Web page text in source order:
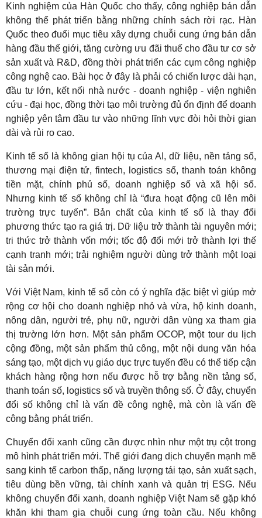
Kinh nghiệm của Hàn Quốc cho thấy, công nghiệp bán dẫn
không thể phát triển bằng những chính sách rời rạc. Hàn
Quốc theo đuổi mục tiêu xây dựng chuỗi cung ứng bán dẫn
hàng đầu thế giới, tăng cường ưu đãi thuế cho đầu tư cơ sở
sản xuất và R&D, đồng thời phát triển các cụm công nghiệp
công nghệ cao. Bài học ở đây là phải có chiến lược dài hạn,
đầu tư lớn, kết nối nhà nước - doanh nghiệp - viện nghiên
cứu - đại học, đồng thời tạo môi trường đủ ổn định để doanh
nghiệp yên tâm đầu tư vào những lĩnh vực đòi hỏi thời gian
dài và rủi ro cao.
Kinh tế số là không gian hội tụ của AI, dữ liệu, nền tảng số,
thương mại điện tử, fintech, logistics số, thanh toán không
tiền mặt, chính phủ số, doanh nghiệp số và xã hội số.
Nhưng kinh tế số không chỉ là “đưa hoạt động cũ lên môi
trường trực tuyến”. Bản chất của kinh tế số là thay đổi
phương thức tạo ra giá trị. Dữ liệu trở thành tài nguyên mới;
tri thức trở thành vốn mới; tốc độ đổi mới trở thành lợi thế
cạnh tranh mới; trải nghiệm người dùng trở thành một loại
tài sản mới.
Với Việt Nam, kinh tế số còn có ý nghĩa đặc biệt vì giúp mở
rộng cơ hội cho doanh nghiệp nhỏ và vừa, hộ kinh doanh,
nông dân, người trẻ, phụ nữ, người dân vùng xa tham gia
thị trường lớn hơn. Một sản phẩm OCOP, một tour du lịch
cộng đồng, một sản phẩm thủ công, một nội dung văn hóa
sáng tạo, một dịch vụ giáo dục trực tuyến đều có thể tiếp cận
khách hàng rộng hơn nếu được hỗ trợ bằng nền tảng số,
thanh toán số, logistics số và truyền thông số. Ở đây, chuyển
đổi số không chỉ là vấn đề công nghệ, mà còn là vấn đề
công bằng phát triển.
Chuyển đổi xanh cũng cần được nhìn như một trụ cột trong
mô hình phát triển mới. Thế giới đang dịch chuyển mạnh mẽ
sang kinh tế carbon thấp, năng lượng tái tạo, sản xuất sạch,
tiêu dùng bền vững, tài chính xanh và quản trị ESG. Nếu
không chuyển đổi xanh, doanh nghiệp Việt Nam sẽ gặp khó
khăn khi tham gia chuỗi cung ứng toàn cầu. Nếu không